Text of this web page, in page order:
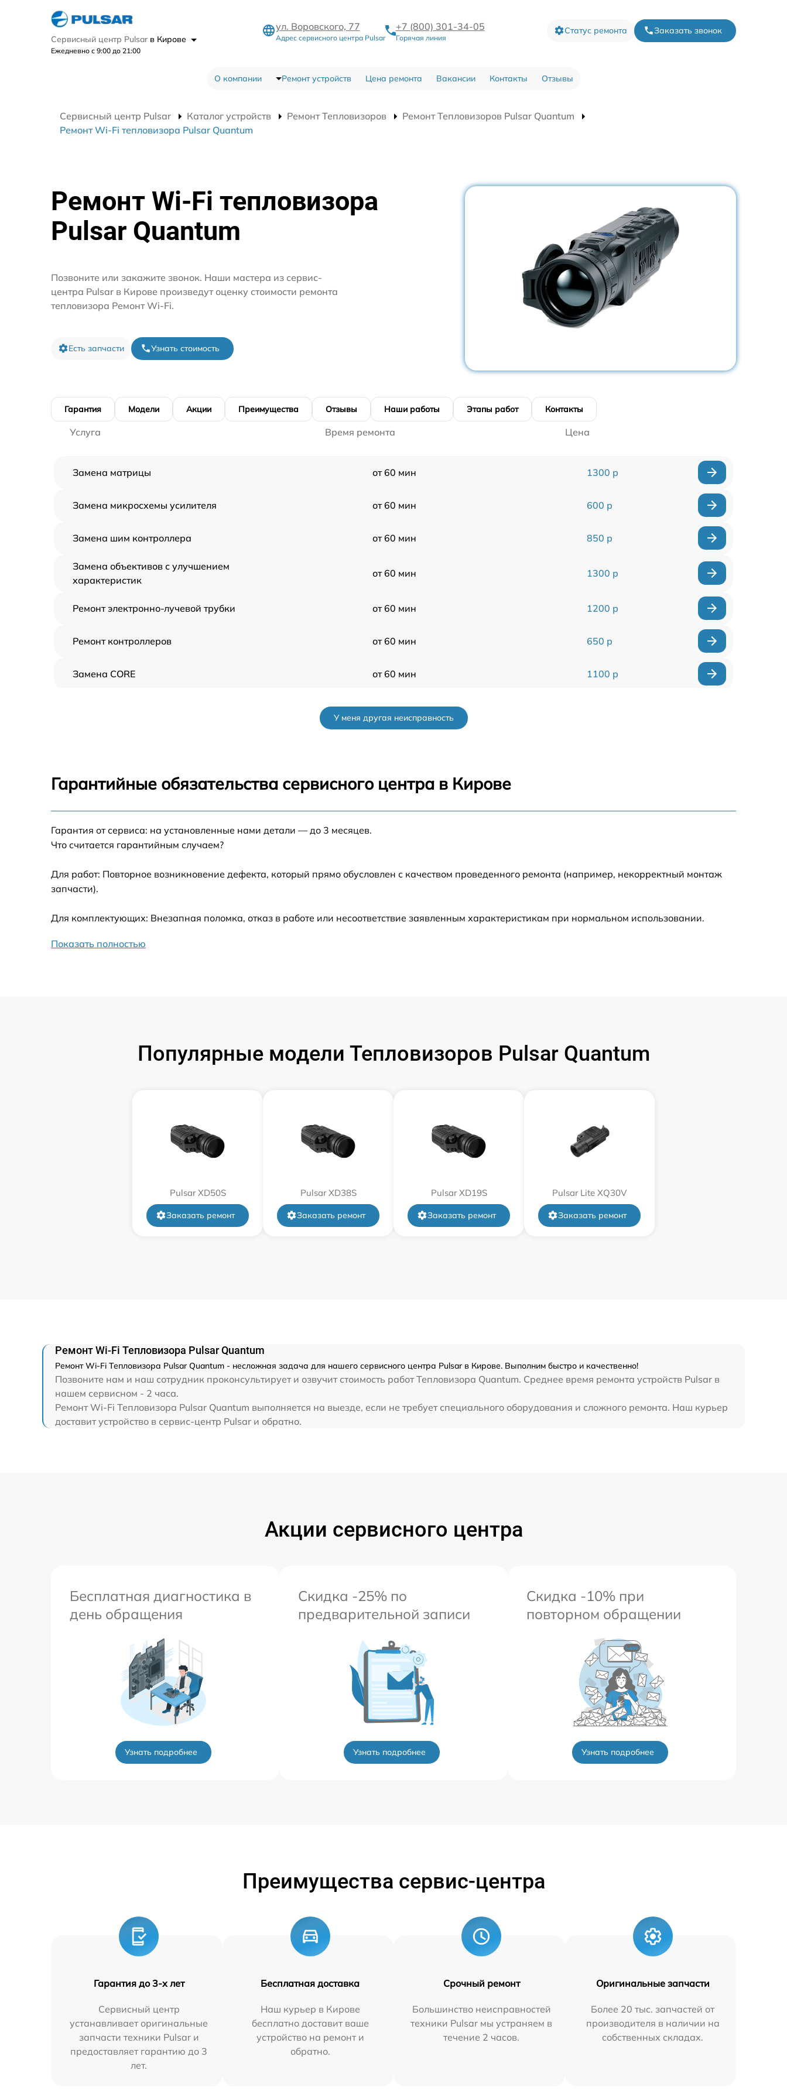
Сервисный центр Pulsar в Кирове
Ежедневно с 9:00 до 21:00
ул. Воровского, 77
Адрес сервисного центра Pulsar
+7 (800) 301-34-05
Горячая линия
Статус ремонта Заказать звонок
О компании Ремонт устройств Цена ремонта Вакансии Контакты Отзывы
Сервисный центр Pulsar Каталог устройств Ремонт Тепловизоров
Ремонт Тепловизоров Pulsar Quantum
Ремонт Wi-Fi тепловизора Pulsar Quantum
Ремонт Wi-Fi тепловизора
Pulsar Quantum
Позвоните или закажите звонок. Наши мастера из сервис-
центра Pulsar в Кирове произведут оценку стоимости ремонта
тепловизора Ремонт Wi-Fi.
Есть запчасти Узнать стоимость
Гарантия Модели Акции Преимущества Отзывы Наши работы Этапы работ Контакты
Услуга Время ремонта Цена
Замена матрицы от 60 мин 1300 р
Замена микросхемы усилителя от 60 мин 600 р
Замена шим контроллера от 60 мин 850 р
Замена объективов с улучшением
характеристик
от 60 мин 1300 р
Ремонт электронно-лучевой трубки от 60 мин 1200 р
Ремонт контроллеров от 60 мин 650 р
Замена CORE от 60 мин 1100 р
от 60 мин
Ремонт встроенного дальнометра и
других устройств
Замена микросхемы логики от 60 мин 450 р
Ремонт цепи питания
Прошивка (Обновление ПО) 450 р
Восстановление после попадания влаги от 60 мин 850 р
У меня другая неисправность
Гарантийные обязательства сервисного центра в Кирове
Гарантия от сервиса: на установленные нами детали — до 3 месяцев.
Что считается гарантийным случаем?
Для работ: Повторное возникновение дефекта, который прямо обусловлен с качеством проведенного ремонта (например, некорректный монтаж
запчасти).
Для комплектующих: Внезапная поломка, отказ в работе или несоответствие заявленным характеристикам при нормальном использовании.
Показать полностью
Популярные модели Тепловизоров Pulsar Quantum
Pulsar XD50S
Заказать ремонт
Pulsar XD38S
Заказать ремонт
Pulsar XD19S
Заказать ремонт
Pulsar Lite XQ30V
Заказать ремонт
Ремонт Wi-Fi Тепловизора Pulsar Quantum
Ремонт Wi-Fi Тепловизора Pulsar Quantum - несложная задача для нашего сервисного центра Pulsar в Кирове. Выполним быстро и качественно!
Позвоните нам и наш сотрудник проконсультирует и озвучит стоимость работ Тепловизора Quantum. Среднее время ремонта устройств Pulsar в
нашем сервисном - 2 часа.
Ремонт Wi-Fi Тепловизора Pulsar Quantum выполняется на выезде, если не требует специального оборудования и сложного ремонта. Наш курьер
доставит устройство в сервис-центр Pulsar и обратно.
Акции сервисного центра
Бесплатная диагностика в
день обращения
Узнать подробнее
Скидка -25% по
предварительной записи
Узнать подробнее
Скидка -10% при
повторном обращении
Узнать подробнее
Преимущества сервис-центра
Гарантия до 3-х лет
Сервисный центр
устанавливает оригинальные
запчасти техники Pulsar и
предоставляет гарантию до 3
лет.
Бесплатная доставка
Наш курьер в Кирове
бесплатно доставит ваше
устройство на ремонт и
обратно.
Срочный ремонт
Большинство неисправностей
техники Pulsar мы устраняем в
течение 2 часов.
Оригинальные запчасти
Более 20 тыс. запчастей от
производителя в наличии на
собственных складах.